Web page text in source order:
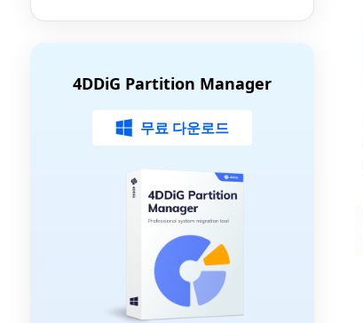
4DDiG Partition Manager
무료 다운로드